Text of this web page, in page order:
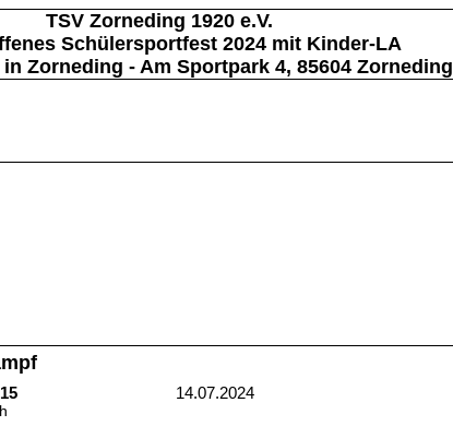
TSV Zorneding 1920 e.V.
Schülersportfest 2024 mit Kinder-LA
in Zorneding - Am Sportpark 4, 85604 Zorneding
14.07.2024